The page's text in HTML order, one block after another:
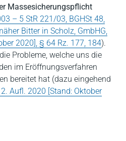
Massesicherungspflicht
– 5 StR 221/03, BGHSt 48,
näher Bitter in Scholz, GmbHG,
2020], § 64 Rz. 177, 184).
Probleme, welche uns die
im Eröffnungsverfahren
bereitet hat (dazu eingehend
Aufl. 2020 [Stand: Oktober